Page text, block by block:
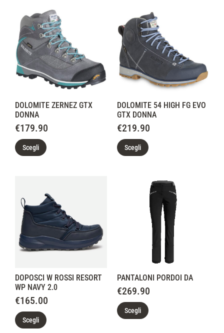
DOLOMITE ZERNEZ GTX
DONNA
€179.90
Scegli
DOLOMITE 54 HIGH FG EVO
GTX DONNA
€219.90
Scegli
DOPOSCI W ROSSI RESORT
WP NAVY 2.0
€165.00
Scegli
PANTALONI PORDOI DA
€269.90
Scegli